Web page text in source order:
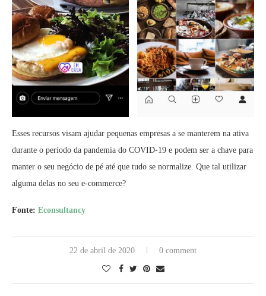
Esses recursos visam ajudar pequenas empresas a se manterem na ativa
durante o período da pandemia do COVID-19 e podem ser a chave para
manter o seu negócio de pé até que tudo se normalize. Que tal utilizar
alguma delas no seu e-commerce?
Fonte: Econsultancy
22 de abril de 2020 0 comment